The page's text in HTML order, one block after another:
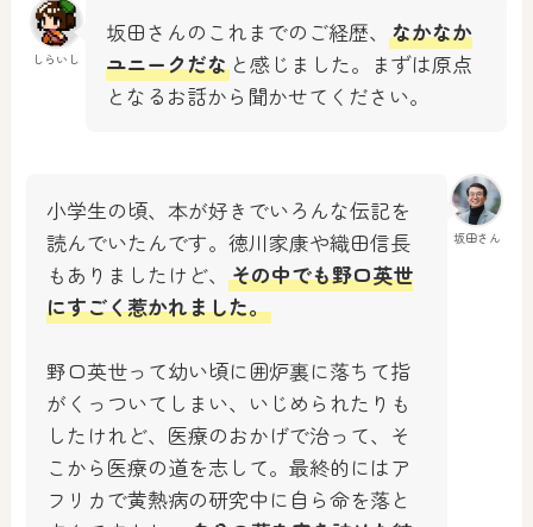
しらいし
坂田さんのこれまでのご経歴、なかなか
ユニークだな と感じました。まずは原点
となるお話から聞かせてください。
坂田さん
小学生の頃、本が好きでいろんな伝記を
読んでいたんです。徳川家康や織田信長
もありましたけど、その中でも野口英世
にすごく惹かれました。
野口英世って幼い頃に囲炉裏に落ちて指
がくっついてしまい、いじめられたりも
したけれど、医療のおかげで治って、そ
こから医療の道を志して。最終的にはア
フリカで黄熱病の研究中に自ら命を落と